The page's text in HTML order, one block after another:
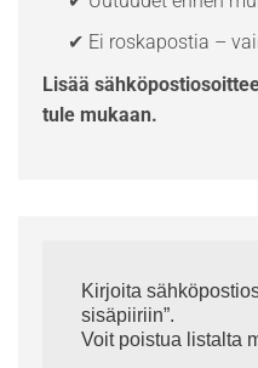
✔ Ei roskapostia –
Lisää
tule mukaan.
Kirjoita
sisäpiiriin”.
Voit poistua listalta